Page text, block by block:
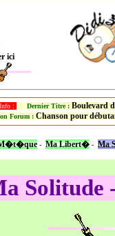
ici
: Dernier Titre : Boulevard
Forum : Chanson pour
- Ma Libert� - Ma
Solitude